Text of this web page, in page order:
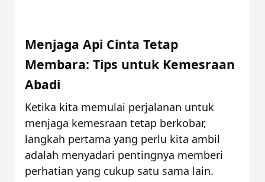
Menjaga Api Cinta Tetap
Membara: Tips untuk Kemesraan
Abadi
Ketika kita memulai perjalanan untuk
menjaga kemesraan tetap berkobar,
langkah pertama yang perlu kita ambil
adalah menyadari pentingnya memberi
perhatian yang cukup satu sama lain.